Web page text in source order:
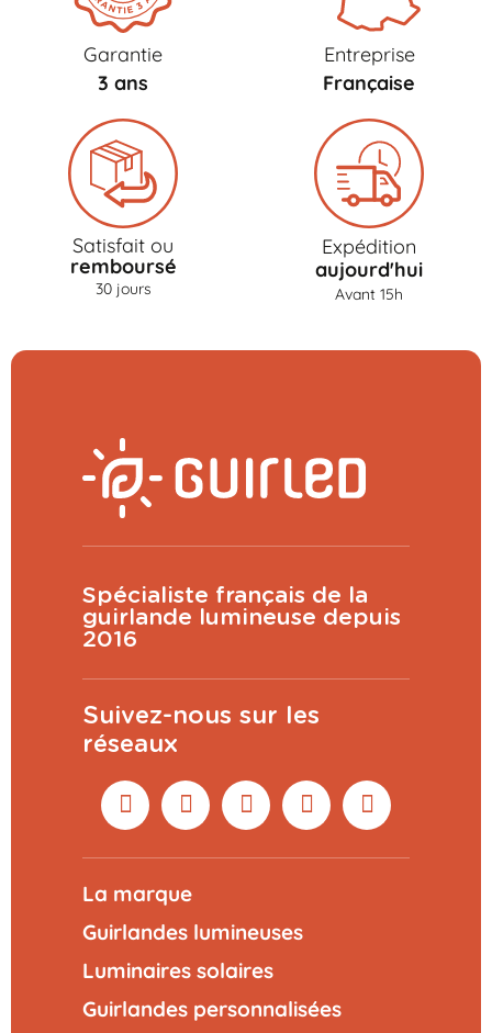
Garantie
3 ans
Entreprise
Française
Satisfait ou
remboursé
30 jours
Expédition
aujourd'hui
Avant 15h
Spécialiste français de la
guirlande lumineuse depuis
2016
Suivez-nous sur les
réseaux
La marque
Guirlandes lumineuses
Luminaires solaires
Guirlandes personnalisées